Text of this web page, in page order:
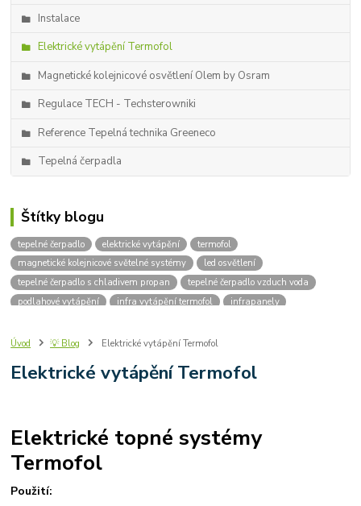
Instalace
Elektrické vytápění Termofol
Magnetické kolejnicové osvětlení Olem by Osram
Regulace TECH - Techsterowniki
Reference Tepelná technika Greeneco
Tepelná čerpadla
Štítky blogu
tepelné čerpadlo elektrické vytápění
termofol
magnetické kolejnicové světelné systémy
led osvětlení
tepelné čerpadlo s chladivem propan
tepelné čerpadlo vzduch voda
podlahové vytápění
infra vytápění termofol
infrapanely
kotle na uhlí
kotle na pelety
instalace tepelných čerpadel
infrapanel
elektrické podlahové vytápění R-290
tepelná čerpadla ehpa
tepelné čerpadlo certifikováno v SZU Brno
Tepelné čerpadlo R290
ekologické kotle
Úvod 💡 Blog Elektrické vytápění Termofol
Elektrické vytápění Termofol
Elektrické topné systémy
Termofol
Použití: